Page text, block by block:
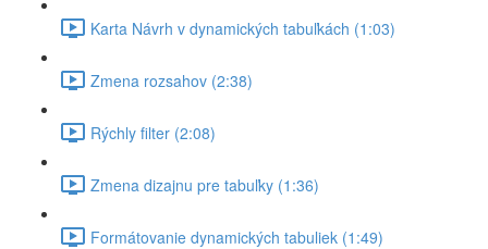
Karta Návrh v dynamických tabuľkách (1:03)
Zmena rozsahov (2:38)
Rýchly filter (2:08)
Zmena dizajnu pre tabuľky (1:36)
Formátovanie dynamických tabuliek (1:49)